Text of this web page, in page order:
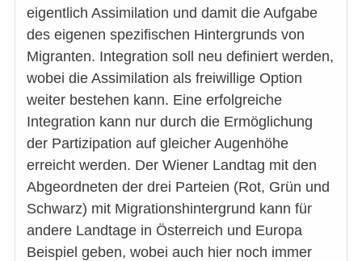
eigentlich Assimilation und damit die Aufgabe
des eigenen spezifischen Hintergrunds von
Migranten. Integration soll neu definiert werden,
wobei die Assimilation als freiwillige Option
weiter bestehen kann. Eine erfolgreiche
Integration kann nur durch die Ermöglichung
der Partizipation auf gleicher Augenhöhe
erreicht werden. Der Wiener Landtag mit den
Abgeordneten der drei Parteien (Rot, Grün und
Schwarz) mit Migrationshintergrund kann für
andere Landtage in Österreich und Europa
Beispiel geben, wobei auch hier noch immer